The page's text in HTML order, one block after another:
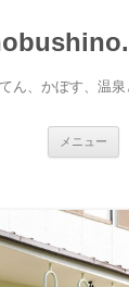
ん、かぼす、温泉
メニュー